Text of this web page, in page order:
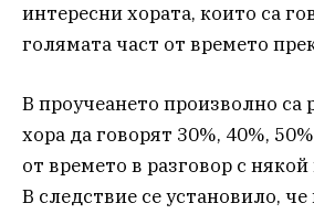
интересни хората, които са
голямата част от времето
В проучеането произволно са
хора да говорят 30%, 40%,
от времето в разговор с
В следствие се установило,